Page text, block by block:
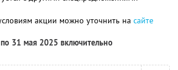
акции можно уточнить на сайте
31 мая 2025 включительно